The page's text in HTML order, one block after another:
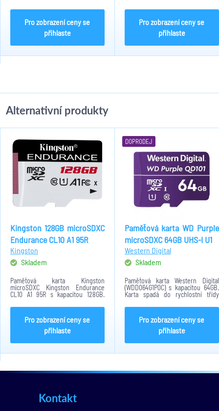
až do 30m. SD kartu...
Pro zobrazení ceny se
přihlaste
až do 30m. SD kartu...
Pro zobrazení ceny se
přihlaste
Alternativní produkty
Kingston 128GB microSDXC
Endurance CL10 A1 95R
Kingston
Skladem
Paměťová karta Kingston
microSDXC Kingston Endurance
CL10 A1 95R s kapacitou 128GB.
Minimální rychlost přenosu činní
10MB/s. Formát paměťové karty je
MicroSDXC. Karta je konstruována
na provoz 24/7.
Pro zobrazení ceny se
přihlaste
DOPRODEJ
Paměťová karta WD Purple
microSDXC 64GB UHS-I U1
Western Digital
Skladem
Paměťová karta Western Digital
(WDD064G1P0C) s kapacitou 64GB.
Karta spadá do rychlostní třídy
Class 10 s rychlostí čtení 100Mb/s a
rychlostí zápisu 60Mb/s. Formát
paměťové karty je MicroSDXC.
Karta je...Pro zobrazení ceny se
přihlaste
Kontakt